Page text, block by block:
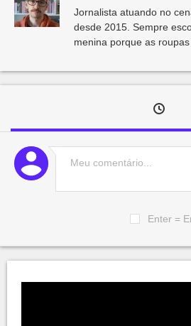
Jornalista atuando no
desde 2015. Sempre
menina porque as
Enter =